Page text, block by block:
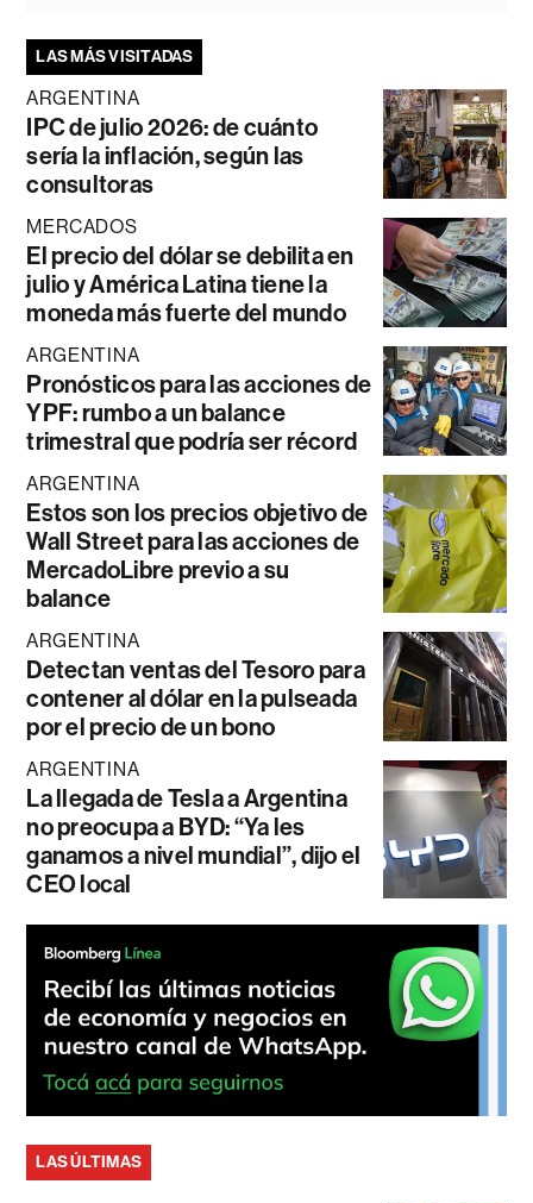
LAS MÁS VISITADAS
ARGENTINA
IPC de julio 2026: de cuánto
sería la inflación, según las
consultoras
MERCADOS
El precio del dólar se debilita en
julio y América Latina tiene la
moneda más fuerte del mundo
ARGENTINA
Pronósticos para las acciones de
YPF: rumbo a un balance
trimestral que podría ser récord
ARGENTINA
Estos son los precios objetivo de
Wall Street para las acciones de
MercadoLibre previo a su
balance
ARGENTINA
Detectan ventas del Tesoro para
contener al dólar en la pulseada
por el precio de un bono
ARGENTINA
La llegada de Tesla a Argentina
no preocupa a BYD: “Ya les
ganamos a nivel mundial”, dijo el
CEO local
LAS ÚLTIMAS